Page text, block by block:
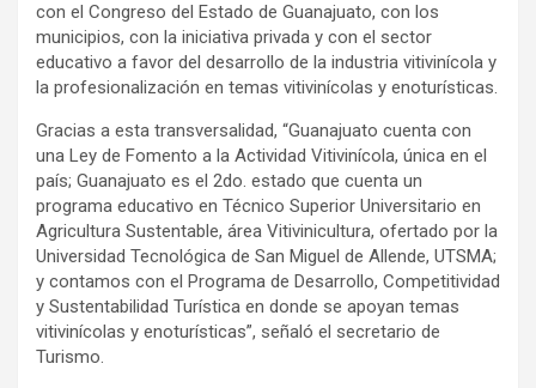
con el Congreso del Estado de Guanajuato, con los
municipios, con la iniciativa privada y con el sector
educativo a favor del desarrollo de la industria vitivinícola y
la profesionalización en temas vitivinícolas y enoturísticas.
Gracias a esta transversalidad, “Guanajuato cuenta con
una Ley de Fomento a la Actividad Vitivinícola, única en el
país; Guanajuato es el 2do. estado que cuenta un
programa educativo en Técnico Superior Universitario en
Agricultura Sustentable, área Vitivinicultura, ofertado por la
Universidad Tecnológica de San Miguel de Allende, UTSMA;
y contamos con el Programa de Desarrollo, Competitividad
y Sustentabilidad Turística en donde se apoyan temas
vitivinícolas y enoturísticas”, señaló el secretario de
Turismo.